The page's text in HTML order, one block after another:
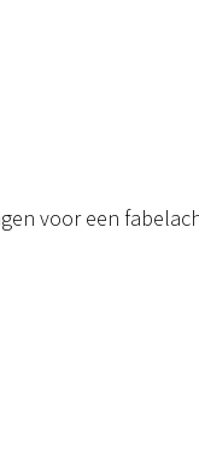
voor een